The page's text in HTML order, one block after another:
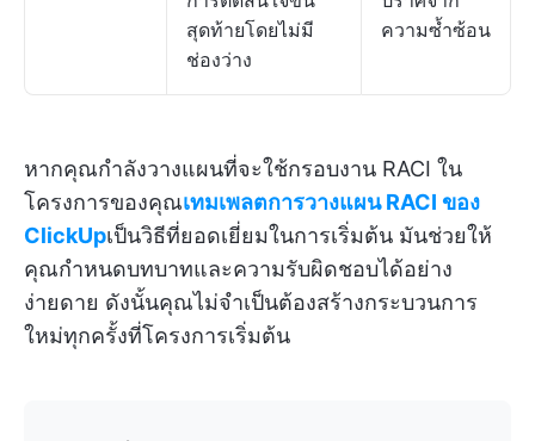
สุดท้ายโดยไม่มี
ช่องว่าง
ความซ้ำซ้อน
หากคุณกำลังวางแผนที่จะใช้กรอบงาน RACI ใน
โครงการของคุณเทมเพลตการวางแผน RACI ของ
ClickUpเป็นวิธีที่ยอดเยี่ยมในการเริ่มต้น มันช่วยให้
คุณกำหนดบทบาทและความรับผิดชอบได้อย่าง
ง่ายดาย ดังนั้นคุณไม่จำเป็นต้องสร้างกระบวนการ
ใหม่ทุกครั้งที่โครงการเริ่มต้น